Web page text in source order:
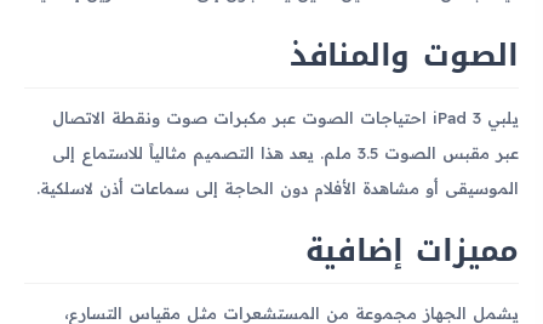
الصوت والمنافذ
يلبي iPad 3 احتياجات الصوت عبر مكبرات صوت ونقطة الاتصال
عبر مقبس الصوت 3.5 ملم. يعد هذا التصميم مثالياً للاستماع إلى
الموسيقى أو مشاهدة الأفلام دون الحاجة إلى سماعات أذن لاسلكية.
مميزات إضافية
يشمل الجهاز مجموعة من المستشعرات مثل مقياس التسارع،